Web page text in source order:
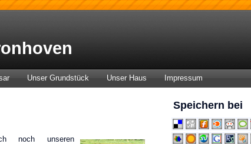
Unser Grundstück Unser Haus Impressum
noch unseren
Speichern bei